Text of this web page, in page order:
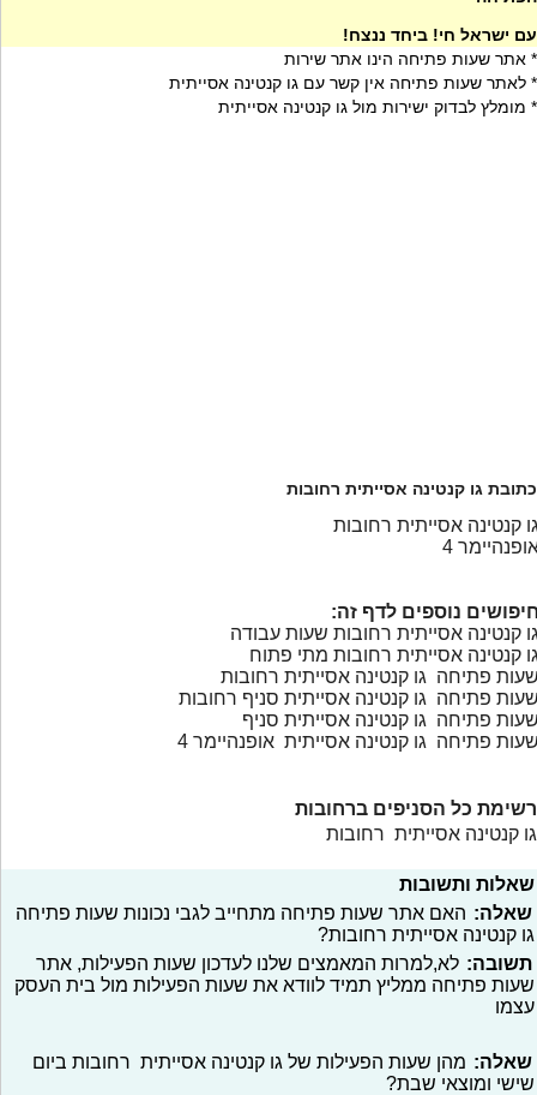
עם ישראל חי! ביחד ננצח!
* אתר שעות פתיחה הינו אתר שירות
* לאתר שעות פתיחה אין קשר עם גו קנטינה אסייתית
* מומלץ לבדוק ישירות מול גו קנטינה אסייתית
כתובת גו קנטינה אסייתית רחובות
קנטינה אסייתית רחובות
4
נוספים לדף זה:
קנטינה אסייתית רחובות שעות עבודה
קנטינה אסייתית רחובות מתי פתוח
פתיחה גו קנטינה אסייתית רחובות
פתיחה גו קנטינה אסייתית סניף רחובות
פתיחה גו קנטינה אסייתית סניף
פתיחה גו קנטינה אסייתית אופנהיימר 4
רשימת כל הסניפים ברחובות
גו קנטינה אסייתית רחובות
שאלות ותשובות
שאלה: האם אתר שעות פתיחה מתחייב לגבי נכונות שעות פתיחה
גו קנטינה אסייתית רחובות?
תשובה: לא,למרות המאמצים שלנו לעדכון שעות הפעילות, אתר
שעות פתיחה ממליץ תמיד לוודא את שעות הפעילות מול בית העסק
עצמו
שאלה: מהן שעות הפעילות של גו קנטינה אסייתית רחובות ביום
שישי ומוצאי שבת?